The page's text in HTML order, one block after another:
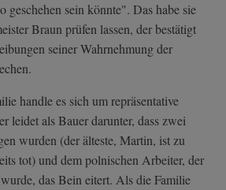
geschehen sein könnte". Das habe sie
Braun prüfen lassen, der bestätigt
seiner Wahrnehmung der
handle es sich um repräsentative
leidet als Bauer darunter, dass zwei
wurden (der älteste, Martin, ist zu
tot) und dem polnischen Arbeiter, der
das Bein eitert. Als die Familie